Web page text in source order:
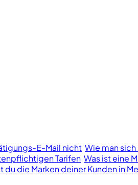
E-Mail nicht Wie man
Tarifen Was ist eine
du die Marken deiner Kunden in